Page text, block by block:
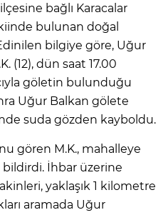
bağlı Karacalar
bulunan doğal
bilgiye göre, Uğur
(12), dün saat 17.00
göletin bulunduğu
Uğur Balkan gölete
suda gözden kayboldu.
gören M.K., mahalleye
İhbar üzerine
yaklaşık 1 kilometre
aramada Uğur